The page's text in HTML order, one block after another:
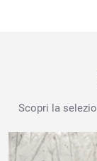
Scopri la